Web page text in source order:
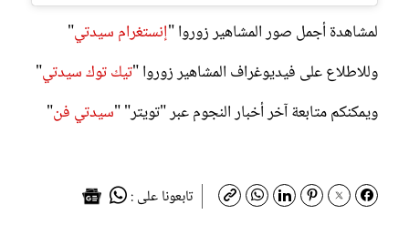
لمشاهدة أجمل صور المشاهير زوروا "إنستغرام سيدتي"
وللاطلاع على فيديوغراف المشاهير زوروا "تيك توك سيدتي"
ويمكنكم متابعة آخر أخبار النجوم عبر "تويتر" "سيدتي فن"
تابعونا على :